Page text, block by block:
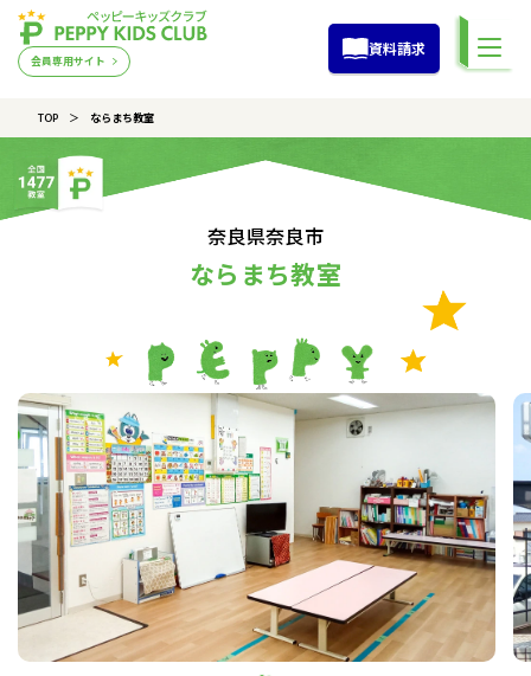
会員専用サイト
資料請求
TOP ならまち教室
奈良県奈良市
ならまち教室